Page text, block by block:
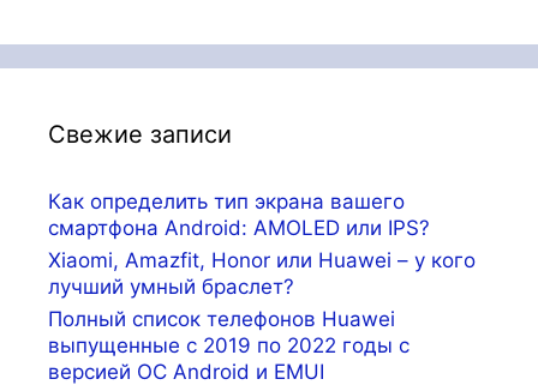
Свежие записи
Как определить тип экрана вашего
смартфона Android: AMOLED или IPS?
Xiaomi, Amazfit, Honor или Huawei – у кого
лучший умный браслет?
Полный список телефонов Huawei
выпущенные с 2019 по 2022 годы с
версией ОС Android и EMUI